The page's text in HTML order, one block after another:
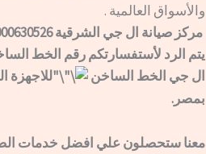
والأسواق العالمية .
مركز صيانة ال جي الشرقية 01000630526 – 19418
يتم الرد لأستفسارتكم رقم الخط
ال جي الخط الساخن
للاجهزة
بمصر.
معنا ستحصلون علي افضل خدمات